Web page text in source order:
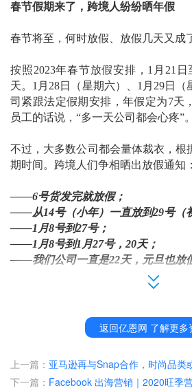
春节假期来了，跨境人纷纷晒年假
春节将至，何时放假、放假几天又成
按照 2023年春节放假安排，1月21
天。1月28日（星期六）、1月29日
司紧跟法定假期安排，年假定为7天
员工的话说，“多一天公司都会心疼”。
不过，大多数公司都会量体裁衣，根
期时间。跨境人们争相晒出放假通知：
——6号货发完就放假；
——从14号（小年）一直放到29号（
——1月8号到27号；
——1月8号到1月27号，20天；
——我们公司一直是22天，元旦也放
——农历二十七放假，正月初七上班；
可以移动办公的属性，许多公司都不
，只要做好店铺日常运营
个月了。
返回亿恩网 了解更多
上一篇： 亚马逊再与Snap合作，时尚品类
下一篇： Facebook 出海营销｜2020旺季